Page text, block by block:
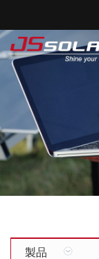
製品